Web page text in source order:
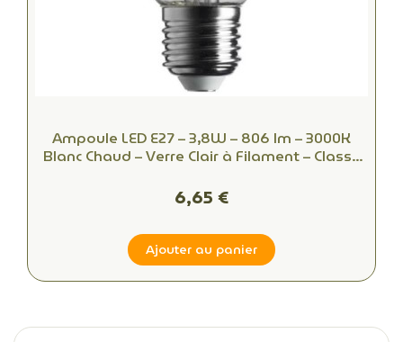
Ampoule LED E27 – 3,8W – 806 lm – 3000K
Blanc Chaud – Verre Clair à Filament – Classe
6,65 €
Ajouter au panier